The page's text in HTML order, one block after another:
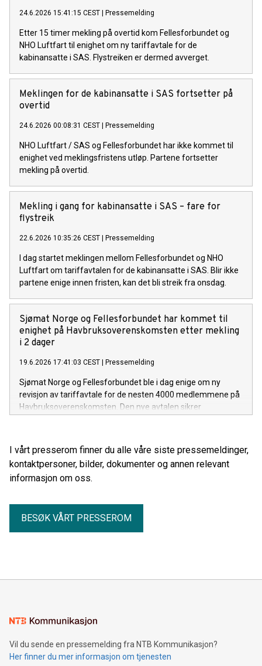
24.6.2026 15:41:15 CEST | Pressemelding
Etter 15 timer mekling på overtid kom Fellesforbundet og
NHO Luftfart til enighet om ny tariffavtale for de
kabinansatte i SAS. Flystreiken er dermed avverget.
Meklingen for de kabinansatte i SAS fortsetter på
overtid
24.6.2026 00:08:31 CEST | Pressemelding
NHO Luftfart / SAS og Fellesforbundet har ikke kommet til
enighet ved meklingsfristens utløp. Partene fortsetter
mekling på overtid.
Mekling i gang for kabinansatte i SAS – fare for
flystreik
22.6.2026 10:35:26 CEST | Pressemelding
I dag startet meklingen mellom Fellesforbundet og NHO
Luftfart om tariffavtalen for de kabinansatte i SAS. Blir ikke
partene enige innen fristen, kan det bli streik fra onsdag.
Sjømat Norge og Fellesforbundet har kommet til
enighet på Havbruksoverenskomsten etter mekling
i 2 dager
19.6.2026 17:41:03 CEST | Pressemelding
Sjømat Norge og Fellesforbundet ble i dag enige om ny
revisjon av tariffavtale for de nesten 4000 medlemmene på
Havbruksoverenskomsten. Den nye avtalen sikrer
I vårt presserom finner du alle våre siste pressemeldinger,
kontaktpersoner, bilder, dokumenter og annen relevant
informasjon om oss.
BESØK VÅRT PRESSEROM
Vil du sende en pressemelding fra NTB Kommunikasjon?
Her finner du mer informasjon om tjenesten